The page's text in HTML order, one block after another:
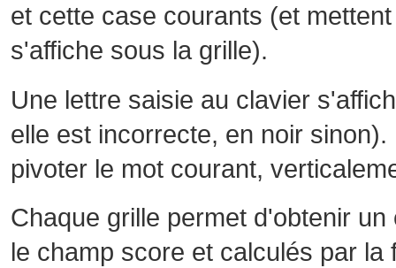
et cette case courants (et
s'affiche sous la grille).
Une lettre saisie au clavier
elle est incorrecte, en noir
pivoter le mot courant,
Chaque grille permet d'obtenir
le champ score et calculés par la